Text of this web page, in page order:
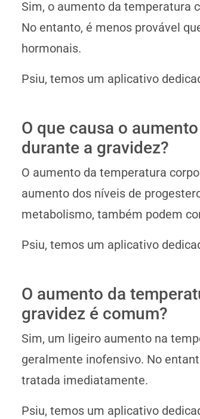
Sim, o aumento da temperatura
No entanto, é menos provável
hormonais.
Psiu, temos um aplicativo
O que causa o
durante a gravidez?
O aumento da temperatura
aumento dos níveis de
metabolismo, também podem
Psiu, temos um aplicativo
O aumento da
gravidez é comum?
Sim, um ligeiro aumento na
geralmente inofensivo. No
tratada imediatamente.
Psiu, temos um aplicativo